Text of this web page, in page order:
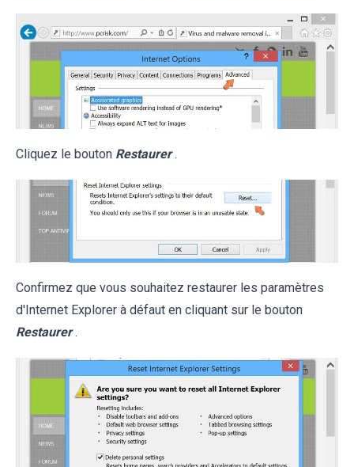
Cliquez le bouton Restaurer .
Confirmez que vous souhaitez restaurer les paramètres
d'Internet Explorer à défaut en cliquant sur le bouton
Restaurer .